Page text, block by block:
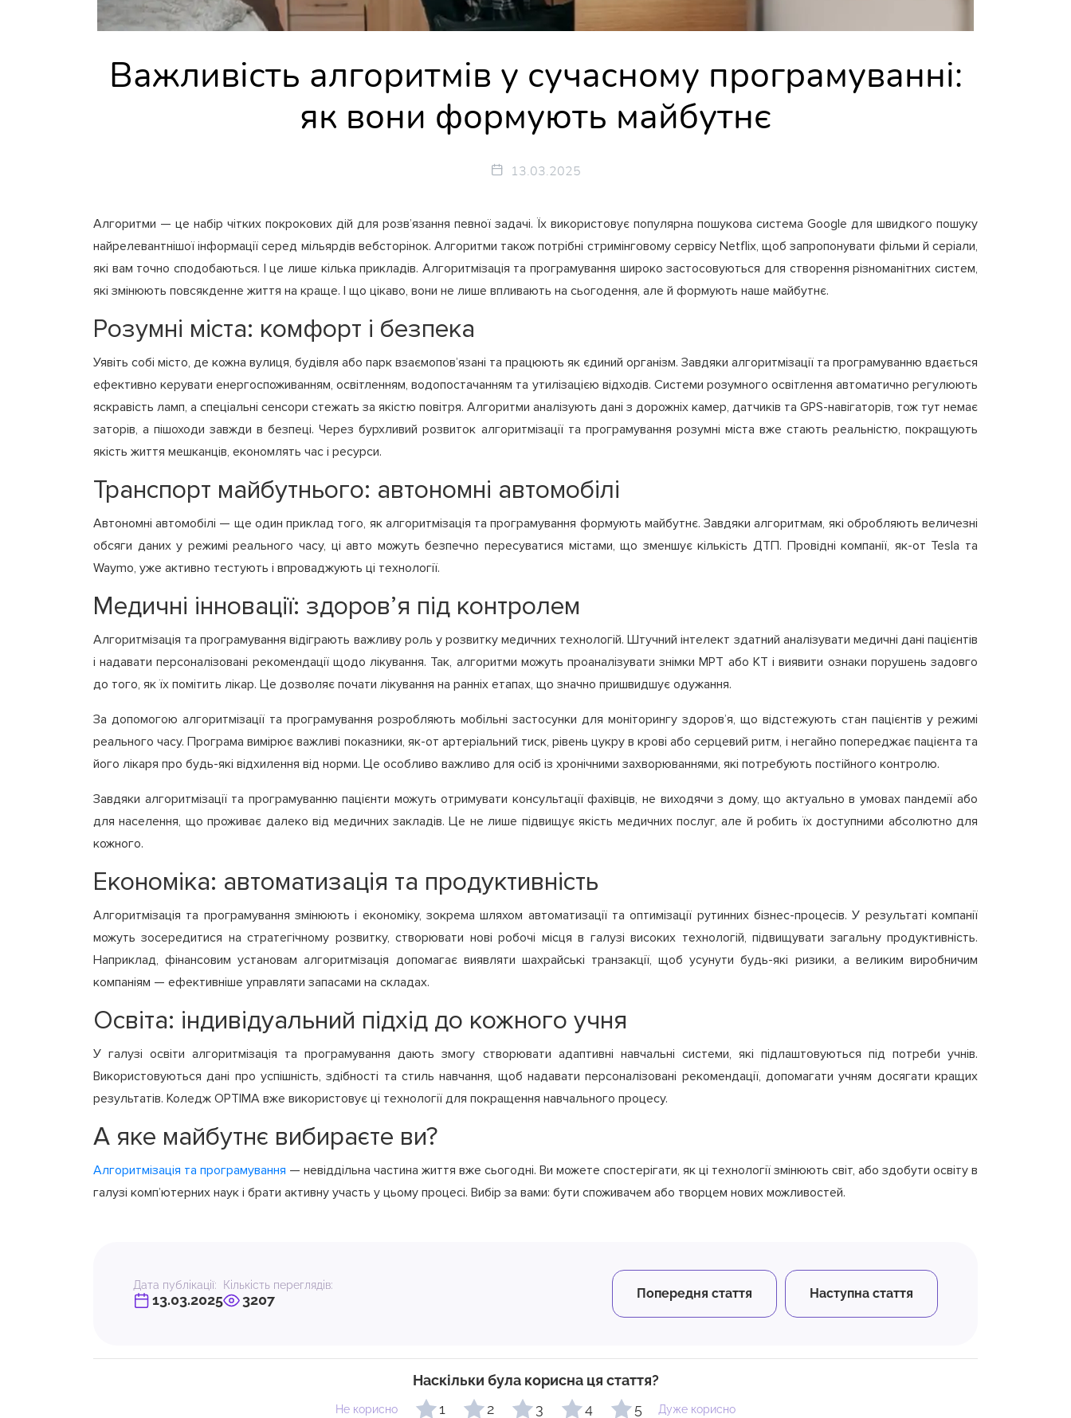
Важливість алгоритмів у сучасному програмуванні:
як вони формують майбутнє
13.03.2025
Алгоритми — це набір чітких покрокових дій для розв’язання певної задачі. Їх використовує популярна пошукова система Google для швидкого пошуку
найрелевантнішої інформації серед мільярдів вебсторінок. Алгоритми також потрібні стримінговому сервісу Netflix, щоб запропонувати фільми й серіали,
які вам точно сподобаються. І це лише кілька прикладів. Алгоритмізація та програмування широко застосовуються для створення різноманітних систем,
які змінюють повсякденне життя на краще. І що цікаво, вони не лише впливають на сьогодення, але й формують наше майбутнє.
Розумні міста: комфорт і безпека
Уявіть собі місто, де кожна вулиця, будівля або парк взаємопов’язані та працюють як єдиний організм. Завдяки алгоритмізації та програмуванню вдається
ефективно керувати енергоспоживанням, освітленням, водопостачанням та утилізацією відходів. Системи розумного освітлення автоматично регулюють
яскравість ламп, а спеціальні сенсори стежать за якістю повітря. Алгоритми аналізують дані з дорожніх камер, датчиків та GPS-навігаторів, тож тут немає
заторів, а пішоходи завжди в безпеці. Через бурхливий розвиток алгоритмізації та програмування розумні міста вже стають реальністю, покращують
якість життя мешканців, економлять час і ресурси.
Транспорт майбутнього: автономні автомобілі
Автономні автомобілі — ще один приклад того, як алгоритмізація та програмування формують майбутнє. Завдяки алгоритмам, які обробляють величезні
обсяги даних у режимі реального часу, ці авто можуть безпечно пересуватися містами, що зменшує кількість ДТП. Провідні компанії, як-от Tesla та
Waymo, уже активно тестують і впроваджують ці технології.
Медичні інновації: здоров’я під контролем
Алгоритмізація та програмування відіграють важливу роль у розвитку медичних технологій. Штучний інтелект здатний аналізувати медичні дані пацієнтів
і надавати персоналізовані рекомендації щодо лікування. Так, алгоритми можуть проаналізувати знімки МРТ або КТ і виявити ознаки порушень задовго
до того, як їх помітить лікар. Це дозволяє почати лікування на ранніх етапах, що значно пришвидшує одужання.
За допомогою алгоритмізації та програмування розробляють мобільні застосунки для моніторингу здоров’я, що відстежують стан пацієнтів у режимі
реального часу. Програма вимірює важливі показники, як-от артеріальний тиск, рівень цукру в крові або серцевий ритм, і негайно попереджає пацієнта та
його лікаря про будь-які відхилення від норми. Це особливо важливо для осіб із хронічними захворюваннями, які потребують постійного контролю.
Завдяки алгоритмізації та програмуванню пацієнти можуть отримувати консультації фахівців, не виходячи з дому, що актуально в умовах пандемії або
для населення, що проживає далеко від медичних закладів. Це не лише підвищує якість медичних послуг, але й робить їх доступними абсолютно для
кожного.
Економіка: автоматизація та продуктивність
Алгоритмізація та програмування змінюють і економіку, зокрема шляхом автоматизації та оптимізації рутинних бізнес-процесів. У результаті компанії
можуть зосередитися на стратегічному розвитку, створювати нові робочі місця в галузі високих технологій, підвищувати загальну продуктивність.
Наприклад, фінансовим установам алгоритмізація допомагає виявляти шахрайські транзакції, щоб усунути будь-які ризики, а великим виробничим
компаніям — ефективніше управляти запасами на складах.
Освіта: індивідуальний підхід до кожного учня
У галузі освіти алгоритмізація та програмування дають змогу створювати адаптивні навчальні системи, які підлаштовуються під потреби учнів.
Використовуються дані про успішність, здібності та стиль навчання, щоб надавати персоналізовані рекомендації, допомагати учням досягати кращих
результатів. Коледж OPTIMA вже використовує ці технології для покращення навчального процесу.
А яке майбутнє вибираєте ви?
Алгоритмізація та програмування — невіддільна частина життя вже сьогодні. Ви можете спостерігати, як ці технології змінюють світ, або здобути освіту в
галузі комп’ютерних наук і брати активну участь у цьому процесі. Вибір за вами: бути споживачем або творцем нових можливостей.
Дата публікації:
13.03.2025
Кількість переглядів:
3207 Попередня стаття Наступна стаття
Наскільки була корисна ця стаття?
Не корисно 1 2 3 4 5 Дуже корисно